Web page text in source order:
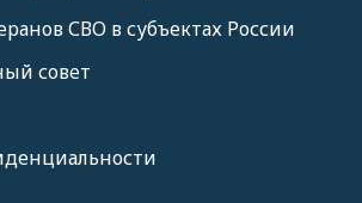
СВО в субъектах России
совет